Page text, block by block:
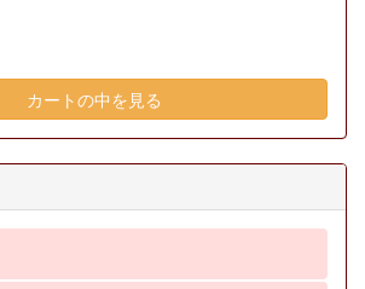
カートの中を見る